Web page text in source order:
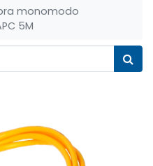
monomodo
5M